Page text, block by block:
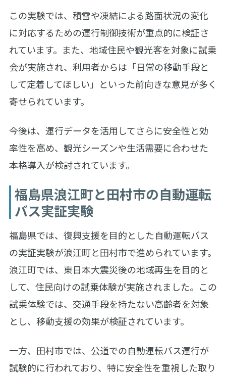
この実験では、積雪や凍結による路面状況の変化
に対応するための運行制御技術が重点的に検証さ
れています。また、地域住民や観光客を対象に試乗
会が実施され、利用者からは「日常の移動手段と
して定着してほしい」といった前向きな意見が多く
寄せられています。
今後は、運行データを活用してさらに安全性と効
率性を高め、観光シーズンや生活需要に合わせた
本格導入が検討されています。
福島県浪江町と田村市の自動運転
バス実証実験
福島県では、復興支援を目的とした自動運転バス
の実証実験が浪江町と田村市で進められています。
浪江町では、東日本大震災後の地域再生を目的と
して、住民向けの試乗体験が実施されました。この
試乗体験では、交通手段を持たない高齢者を対象
とし、移動支援の効果が検証されています。
一方、田村市では、公道での自動運転バス運行が
試験的に行われており、特に安全性を重視した取り